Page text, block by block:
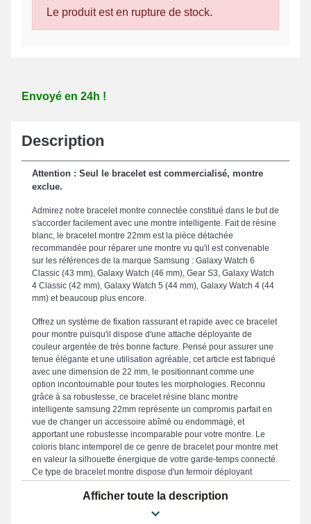
Le produit est en rupture de stock.
Envoyé en 24h !
Description
Attention : Seul le bracelet est commercialisé, montre
exclue.
Admirez notre bracelet montre connectée constitué dans le but de
s'accorder facilement avec une montre intelligente. Fait de résine
blanc, le bracelet montre 22mm est la pièce détachée
recommandée pour réparer une montre vu qu'il est convenable
sur les références de la marque Samsung : Galaxy Watch 6
Classic (43 mm), Galaxy Watch (46 mm), Gear S3, Galaxy Watch
4 Classic (42 mm), Galaxy Watch 5 (44 mm), Galaxy Watch 4 (44
mm) et beaucoup plus encore.
Offrez un système de fixation rassurant et rapide avec ce bracelet
pour montre puisqu'il dispose d'une attache déployante de
couleur argentée de très bonne facture. Pensé pour assurer une
tenue élégante et une utilisation agréable, cet article est fabriqué
avec une dimension de 22 mm, le positionnant comme une
option incontournable pour toutes les morphologies. Reconnu
grâce à sa robustesse, ce bracelet résine blanc montre
intelligente samsung 22mm représente un compromis parfait en
vue de changer un accessoire abîmé ou endommagé, et
apportant une robustesse incomparable pour votre montre. Le
coloris blanc intemporel de ce genre de bracelet pour montre met
en valeur la silhouette énergique de votre garde-temps connecté.
Ce type de bracelet montre dispose d'un fermoir déployant
Watch 4 Classic (42 mm), Galaxy Watch 5 (44 mm), Galaxy Watch
6 (44 mm), Galaxy Watch 6 Classic (43 mm), Gear S3, Galaxy
Afficher toute la description